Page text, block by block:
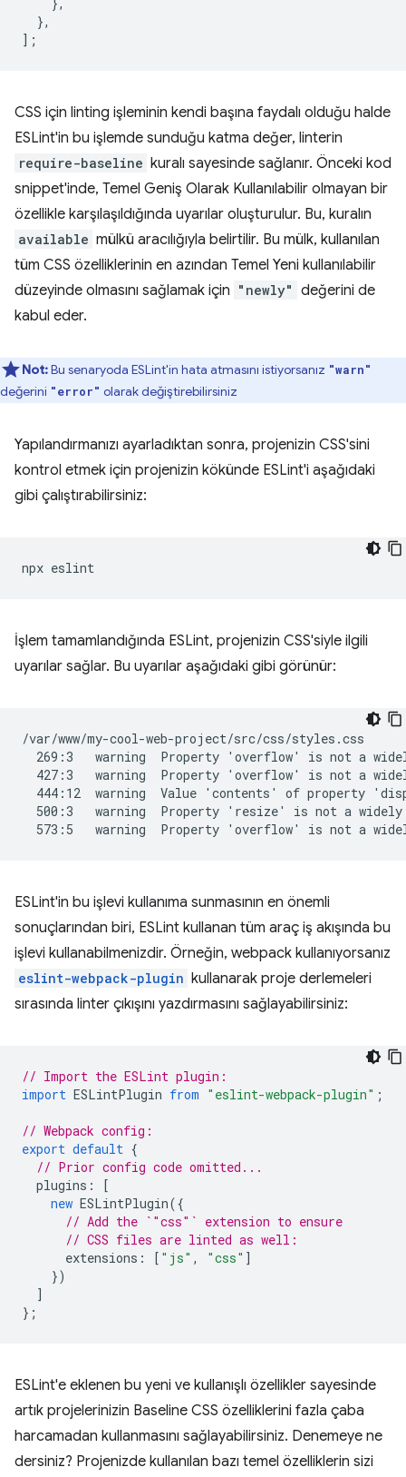
},
];
CSS için linting işleminin kendi başına faydalı olduğu halde
ESLint'in bu işlemde sunduğu katma değer, linterin
require-baseline kuralı sayesinde sağlanır. Önceki kod
snippet'inde, Temel Geniş Olarak Kullanılabilir olmayan bir
özellikle karşılaşıldığında uyarılar oluşturulur. Bu, kuralın
available mülkü aracılığıyla belirtilir. Bu mülk, kullanılan
tüm CSS özelliklerinin en azından Temel Yeni kullanılabilir
düzeyinde olmasını sağlamak için "newly" değerini de
kabul eder.
Not:Bu senaryoda ESLint'in hata atmasını istiyorsanız "warn"
değerini "error" olarak değiştirebilirsiniz
Yapılandırmanızı ayarladıktan sonra, projenizin CSS'sini
kontrol etmek için projenizin kökünde ESLint'i aşağıdaki
gibi çalıştırabilirsiniz:
İşlem tamamlandığında ESLint, projenizin CSS'siyle ilgili
uyarılar sağlar. Bu uyarılar aşağıdaki gibi görünür:
/var/www/my-cool-web-project/src/css/styles.css
269:3   warning  Property 'overflow' is not a
427:3   warning  Property 'overflow' is not a
444:12  warning  Value 'contents' of property
500:3   warning  Property 'resize' is not a
ESLint'in bu işlevi kullanıma sunmasının en önemli
sonuçlarından biri, ESLint kullanan tüm araç iş akışında bu
işlevi kullanabilmenizdir. Örneğin, webpack kullanıyorsanız
eslint-webpack-plugin kullanarak proje derlemeleri
sırasında linter çıkışını yazdırmasını sağlayabilirsiniz:
// Import the ESLint plugin:
import ESLintPlugin from "eslint-webpack-plugin" ;
// Webpack config:
export default {
// Prior config code omitted...
plugins :
[
new ESLintPlugin({
// Add the `"css"` extension to ensure
// CSS files are linted as well:
extensions : [ "js" , "css" ]
})
]
};
ESLint'e eklenen bu yeni ve kullanışlı özellikler sayesinde
artık projelerinizin Baseline CSS özelliklerini fazla çaba
harcamadan kullanmasını sağlayabilirsiniz. Denemeye ne
dersiniz? Projenizde kullanılan bazı temel özelliklerin sizi